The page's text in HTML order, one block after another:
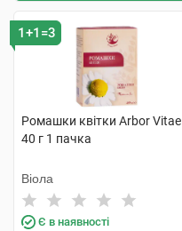
1+1=3
Ромашки квітки Arbor Vitae
40 г 1 пачка
Віола
Є в наявності